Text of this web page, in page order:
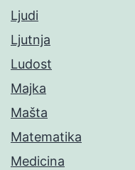
Ljudi
Ljutnja
Ludost
Majka
Mašta
Matematika
Medicina